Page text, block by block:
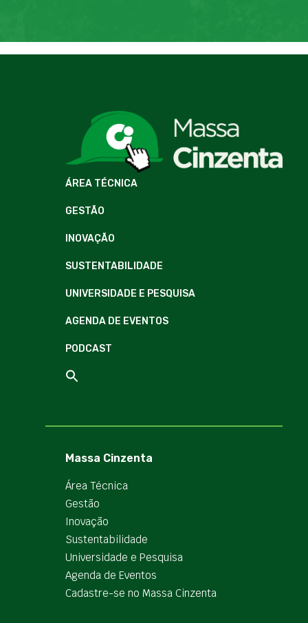
ÁREA TÉCNICA
GESTÃO
INOVAÇÃO
SUSTENTABILIDADE
UNIVERSIDADE E PESQUISA
AGENDA DE EVENTOS
PODCAST
Massa Cinzenta
Área Técnica
Gestão
Inovação
Sustentabilidade
Universidade e Pesquisa
Agenda de Eventos
Cadastre-se no Massa Cinzenta